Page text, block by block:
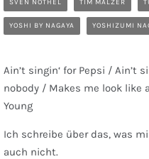
SVEN NÖTHEL TIM MÄLZER
YOSHI BY NAGAYA YOSHIZUMI
Ain’t singin‘ for Pepsi / Ain’t
nobody / Makes me look like
Young
Ich schreibe über das, was
auch nicht.